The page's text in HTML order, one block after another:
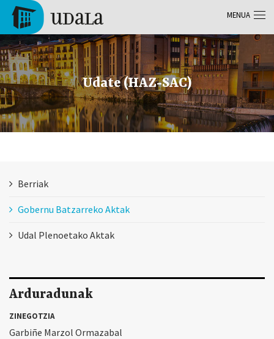
Skip to main content
Tolosa
Udate (HAZ-SAC)
Berriak
Gobernu Batzarreko Aktak
Udal Plenoetako Aktak
Arduradunak
ZINEGOTZIA
Garbiñe Marzol Ormazabal
MENUA